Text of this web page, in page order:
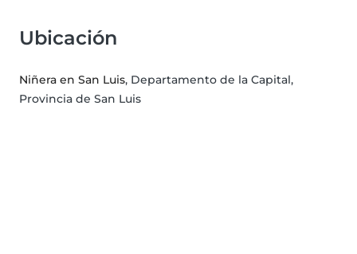
Ubicación
Niñera en San Luis, Departamento de la Capital,
Provincia de San Luis